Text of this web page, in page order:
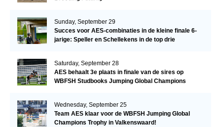
Sunday, September 29
Succes voor AES-combinaties in de kleine finale 6-
jarige: Speller en Schellekens in de top drie
Saturday, September 28
AES behaalt 3e plaats in finale van de sires op
WBFSH Studbooks Jumping Global Champions
Wednesday, September 25
Team AES klaar voor de WBFSH Jumping Global
Champions Trophy in Valkenswaard!